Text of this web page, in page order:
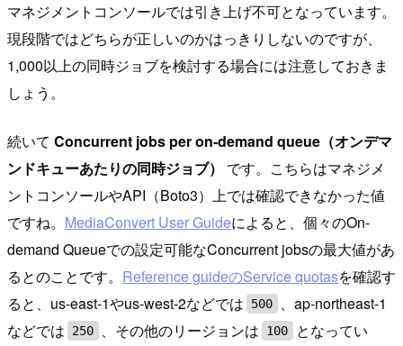
マネジメントコンソールでは引き上げ不可となっています。
現段階ではどちらが正しいのかはっきりしないのですが、
1,000以上の同時ジョブを検討する場合には注意しておきま
しょう。
続いて Concurrent jobs per on-demand queue（オンデマ
ンドキューあたりの同時ジョブ）
です。こちらはマネジメ
ントコンソールやAPI（Boto3）上では確認できなかった値
ですね。 MediaConvert User Guideによると、個々のOn-
demand Queueでの設定可能なConcurrent jobsの最大値があ
るとのことです。 Reference guideのService quotasを確認す
ると、us-east-1やus-west-2などでは
500
、ap-northeast-1
などでは
250 、その他のリージョンは 100
となってい